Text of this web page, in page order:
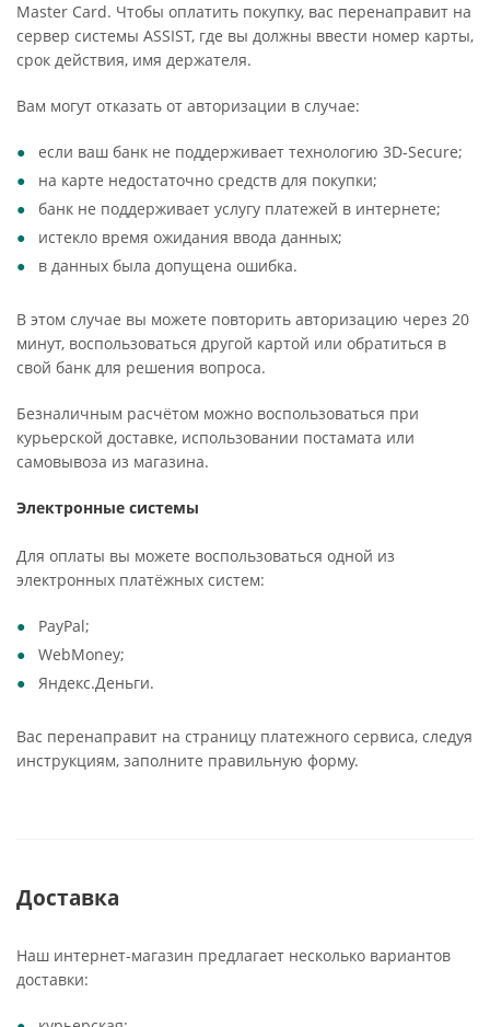
Master Card. Чтобы оплатить покупку, вас перенаправит на
сервер системы ASSIST, где вы должны ввести номер карты,
срок действия, имя держателя.
Вам могут отказать от авторизации в случае:
если ваш банк не поддерживает технологию 3D-Secure;
на карте недостаточно средств для покупки;
банк не поддерживает услугу платежей в интернете;
истекло время ожидания ввода данных;
в данных была допущена ошибка.
В этом случае вы можете повторить авторизацию через 20
минут, воспользоваться другой картой или обратиться в
свой банк для решения вопроса.
Безналичным расчётом можно воспользоваться при
курьерской доставке, использовании постамата или
самовывоза из магазина.
Электронные системы
Для оплаты вы можете воспользоваться одной из
электронных платёжных систем:
PayPal;
WebMoney;
Яндекс.Деньги.
Вас перенаправит на страницу платежного сервиса, следуя
инструкциям, заполните правильную форму.
Доставка
Наш интернет-магазин предлагает несколько вариантов
доставки: